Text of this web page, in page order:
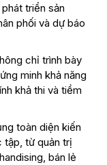
triển sản
phối và dự báo
chỉ trình bày
minh khả năng
khả thi và tiềm
toàn diện kiến
tập, từ quản trị
bán lẻ